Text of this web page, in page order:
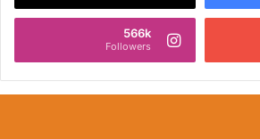
566k
Followers